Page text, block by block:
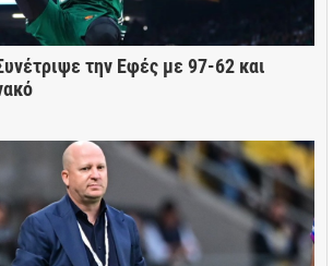
την Εφές με 97-62 και